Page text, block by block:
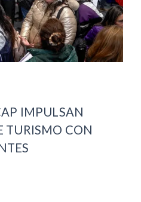
IMPULSAN
TURISMO CON